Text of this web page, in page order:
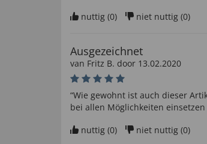
nuttig (0) niet nuttig (0)
Ausgezeichnet
van Fritz B. door 13.02.2020
“Wie gewohnt ist auch dieser
bei allen Möglichkeiten einsetzen
nuttig (0) niet nuttig (0)